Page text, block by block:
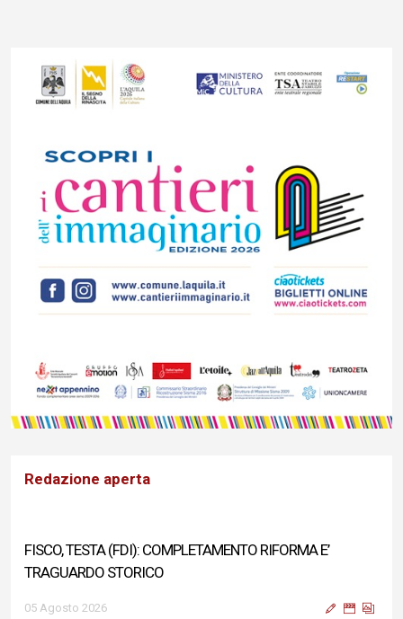
Redazione aperta
FISCO, TESTA (FDI): COMPLETAMENTO RIFORMA E’
TRAGUARDO STORICO
05 Agosto 2026